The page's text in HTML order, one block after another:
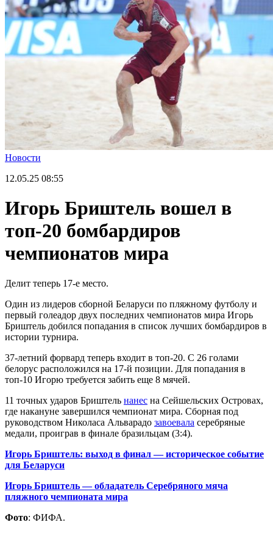
Новости
12.05.25 08:55
Игорь Бриштель вошел в
топ-20 бомбардиров
чемпионатов мира
Делит теперь 17-е место.
Один из лидеров сборной Беларуси по пляжному футболу и
первый голеадор двух последних чемпионатов мира Игорь
Бриштель добился попадания в список лучших бомбардиров в
истории турнира.
37-летний форвард теперь входит в топ-20. С 26 голами
белорус расположился на 17-й позиции. Для попадания в
топ-10 Игорю требуется забить еще 8 мячей.
11 точных ударов Бриштель нанес на Сейшельских Островах,
где накануне завершился чемпионат мира. Сборная под
руководством Николаса Альварадо завоевала серебряные
медали, проиграв в финале бразильцам (3:4).
Игорь Бриштель: выход в финал — историческое событие
для Беларуси
Игорь Бриштель — обладатель Серебряного мяча
пляжного чемпионата мира
Фото: ФИФА.